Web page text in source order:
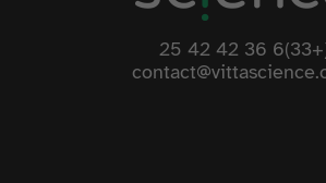
(+33)6 36